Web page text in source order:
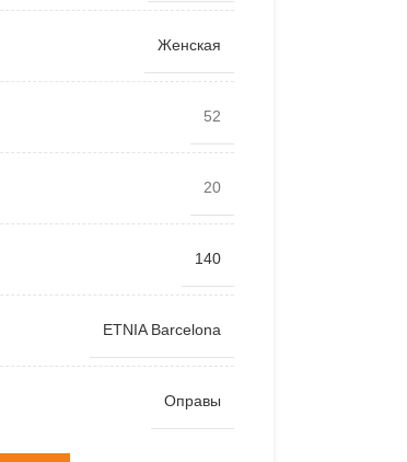
Женская
52
20
140
ETNIA Barcelona
Оправы